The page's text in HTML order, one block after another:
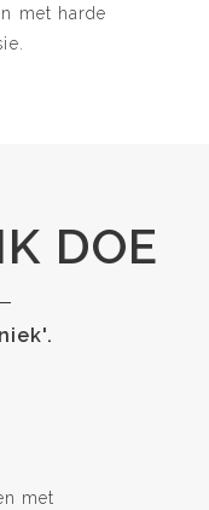
met harde
DOE
met